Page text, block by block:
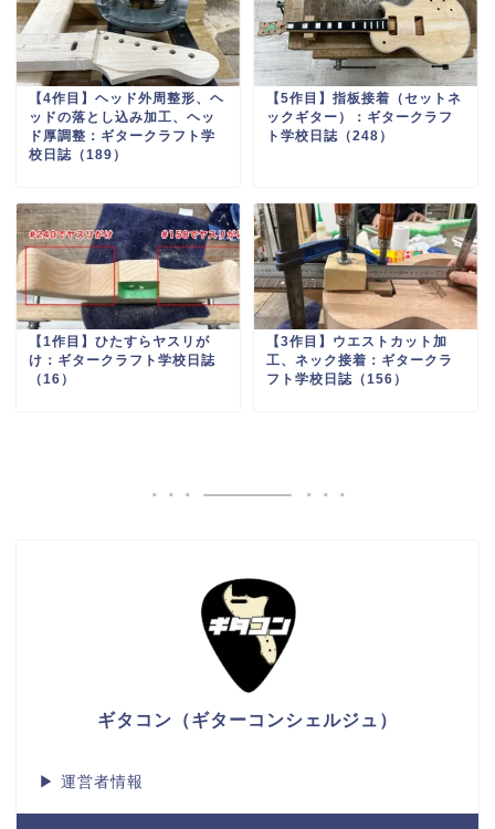
【4作目】ヘッド外周整形、ヘ
ッドの落とし込み加工、ヘッ
ド厚調整：ギタークラフト学
校日誌（189）
【5作目】指板接着（セットネ
ックギター）：ギタークラフ
ト学校日誌（248）
【1作目】ひたすらヤスリが
け：ギタークラフト学校日誌
（16）
【3作目】ウエストカット加
工、ネック接着：ギタークラ
フト学校日誌（156）
ギタコン（ギターコンシェルジュ）
▶ 運営者情報